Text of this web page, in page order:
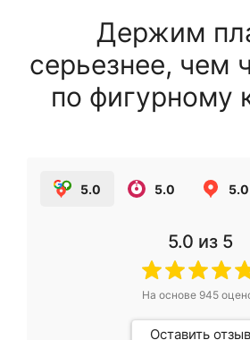
Держим
серьезнее, чем
по фигурному
5.0 5.0 5.0
5.0 из 5
На основе 945
Оставить отзыв